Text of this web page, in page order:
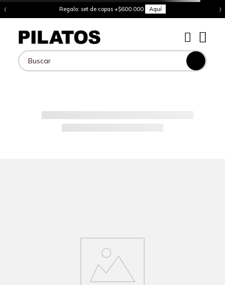
‹ Regalo: set de copas +$600.000 Aquí ›
Buscar